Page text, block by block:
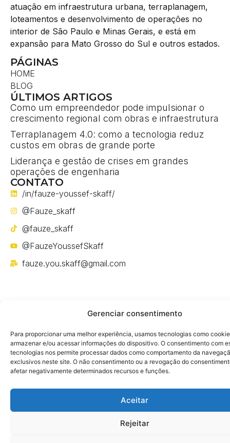
Gerenciar consentimento
Para proporcionar uma melhor experiência, usamos tecnologias como
armazenar e/ou acessar informações do dispositivo. O consentimento com
tecnologias nos permite processar dados como comportamento da
exclusivos neste site. O não consentimento ou a revogação do
afetar negativamente determinados recursos e funções.
Aceitar
Rejeitar
atuação em infraestrutura urbana, terraplanagem,
loteamentos e desenvolvimento de operações no
interior de São Paulo e Minas Gerais, e está em
expansão para Mato Grosso do Sul e outros estados.
PÁGINAS
HOME
BLOG
ÚLTIMOS ARTIGOS
Como um empreendedor pode impulsionar o
crescimento regional com obras e infraestrutura
Terraplanagem 4.0: como a tecnologia reduz
custos em obras de grande porte
Liderança e gestão de crises em grandes
operações de engenharia
CONTATO
/in/fauze-youssef-skaff/
@Fauze_skaff
@fauze_skaff
@FauzeYoussefSkaff
fauze.you.skaff@gmail.com
Política de privacidade